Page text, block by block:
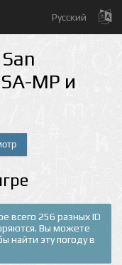
Русский
MP и
всего 256 разных ID
Вы можете
найти эту погоду в